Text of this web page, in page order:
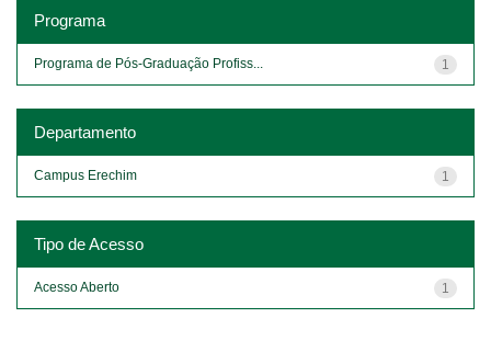
Programa
1
Programa de Pós-Graduação Profiss...
Departamento
1
Campus Erechim
Tipo de Acesso
1
Acesso Aberto